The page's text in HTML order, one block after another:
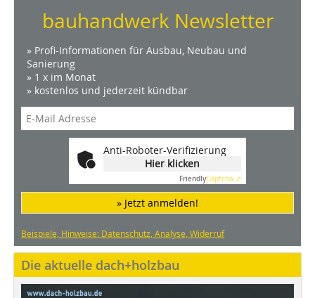
bauhandwerk Newsletter
» Profi-Informationen für Ausbau, Neubau und
Sanierung
» 1 x im Monat
» kostenlos und jederzeit kündbar
Anti-Roboter-Verifizierung
Hier klicken
FriendlyCaptcha ⇗
» Jetzt anmelden!
Beispiele, Hinweise: Datenschutz, Analyse, Widerruf
Die aktuelle dach+holzbau